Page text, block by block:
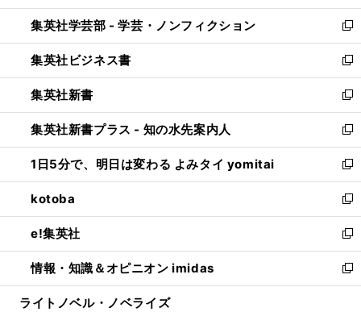
開
く
ウ
で
開
く
ン
ド
ウ
で
開
く
ウ
ィ
ン
ド
ウ
で
開
く
集英社学芸部 - 学芸・ノンフィクション
新
し
い
ウ
ィ
ン
ド
ウ
で
開
く
集英社ビジネス書
新
し
い
ウ
ィ
ン
ド
ウ
で
開
く
集英社新書
新
し
い
ウ
ィ
ン
ド
ウ
で
開
く
集英社新書プラス - 知の水先案内人
新
し
い
ウ
ィ
ン
ド
ウ
で
開
1日5分で、明日は変わる よみタイ yomitai
新
し
い
ウ
ィ
ン
ド
ウ
kotoba
新
し
い
ウ
ィ
ン
e!集英社
新
し
い
ウ
情報・知識＆オピニオン imidas
新
し
ライトノベル・ノベライズ